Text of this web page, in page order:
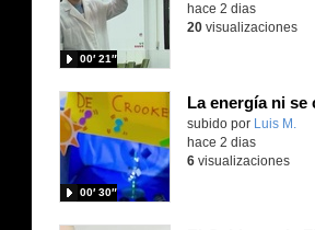
00′ 21″
hace 2 dias
20visualizaciones
Contenido educativo.
subido por Luis M.
00′ 30″
hace 2 dias
6visualizaciones